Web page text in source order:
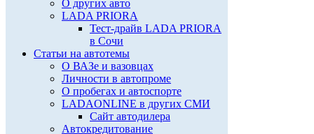
О других авто
LADA PRIORA
Тест-драйв LADA PRIORA
в Сочи
Статьи на автотемы
О ВАЗе и вазовцах
Личности в автопроме
О пробегах и автоспорте
LADAONLINE в других СМИ
Сайт автодилера
Автокредитование